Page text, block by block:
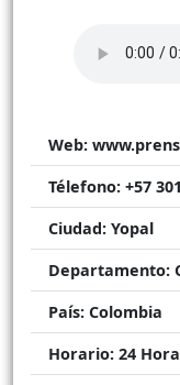
Web:
Télefono: +57
Ciudad: Yopal
Departamento:
País: Colombia
Horario: 24